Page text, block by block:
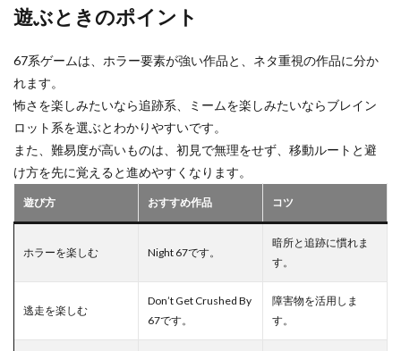
遊ぶときのポイント
67系ゲームは、ホラー要素が強い作品と、ネタ重視の作品に分か
れます。
怖さを楽しみたいなら追跡系、ミームを楽しみたいならブレイン
ロット系を選ぶとわかりやすいです。
また、難易度が高いものは、初見で無理をせず、移動ルートと避
け方を先に覚えると進めやすくなります。
遊び方 おすすめ作品 コツ
ホラーを楽しむ Night 67です。
暗所と追跡に慣れま
す。
逃走を楽しむ
Don’t Get Crushed By
67です。
障害物を活用しま
す。